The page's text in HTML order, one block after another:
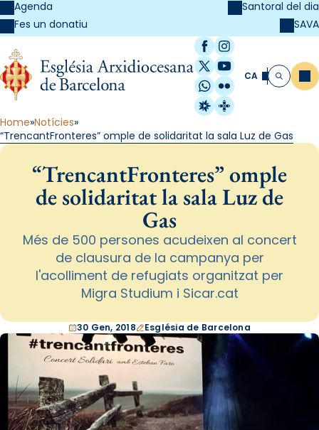
Agenda
Fes un donatiu
Santoral del dia
SAVA
Facebook
Instagram
X / Twitter
YouTube
WhatsApp
Flickr
Radio Estel
Catalunya
CA Cerca
Home Notícies
“TrencantFronteres” omple de solidaritat la sala Luz de Gas
“TrencantFronteres” omple
de solidaritat la sala Luz de
Gas
Més de 500 persones acudeixen al concert
de clausura de la campanya per
l'acolliment de refugiats organitzat per
Migra Studium i Sicar.cat
30 Gen, 2018 Església de Barcelona